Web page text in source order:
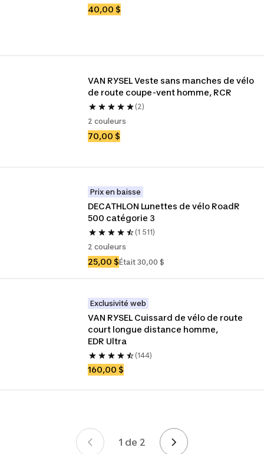
40,00 $
VAN RYSEL Veste sans manches de vélo
de route coupe-vent homme, RCR
(2)
2 couleurs
70,00 $
Prix en baisse
DECATHLON Lunettes de vélo RoadR
500 catégorie 3
(1 511)
2 couleurs
25,00 $Était 30,00 $
Exclusivité web
VAN RYSEL Cuissard de vélo de route
court longue distance homme,
EDR Ultra
(144)
160,00 $
1 de 2Page 1 de 2